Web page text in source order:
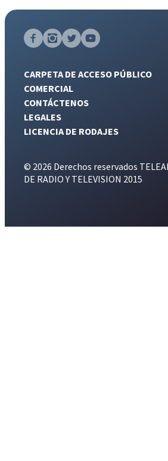
CARPETA DE ACCESO PÚBLICO
COMERCIAL
CONTÁCTENOS
LEGALES
LICENCIA DE RODAJES
© 2026 Derechos reservados
DE RADIO Y TELEVISION 2015